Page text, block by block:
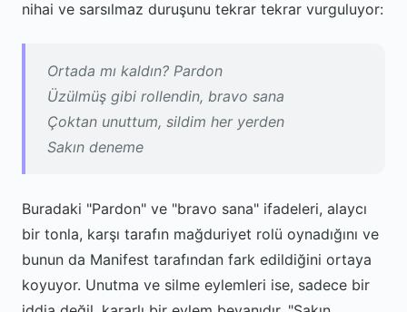
nihai ve sarsılmaz duruşunu tekrar tekrar vurguluyor:
Ortada mı kaldın? Pardon
Üzülmüş gibi rollendin, bravo sana
Çoktan unuttum, sildim her yerden
Sakın deneme
Buradaki "Pardon" ve "bravo sana" ifadeleri, alaycı
bir tonla, karşı tarafın mağduriyet rolü oynadığını ve
bunun da Manifest tarafından fark edildiğini ortaya
koyuyor. Unutma ve silme eylemleri ise, sadece bir